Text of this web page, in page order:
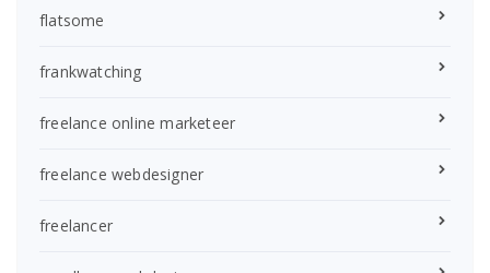
flatsome
frankwatching
freelance online marketeer
freelance webdesigner
freelancer